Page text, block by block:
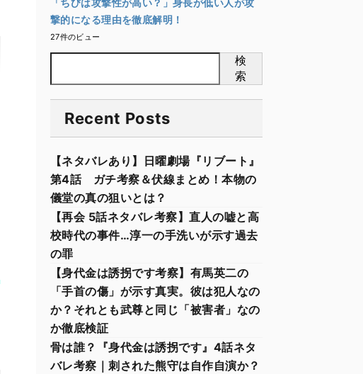
「ちびは攻撃性が高い？」身長が低い人が攻
撃的になる理由を徹底解明！
27件のビュー
検
索
Recent Posts
【ネタバレあり】日曜劇場『リブート』
第4話 ガチ考察＆伏線まとめ！本物の
儀堂の真の狙いとは？
【再会 5話ネタバレ考察】直人の嘘と高
校時代の事件…淳一の手洗いが示す過去
の罪
【身代金は誘拐です考察】有馬英二の
「手首の傷」が示す真実。彼は犯人なの
か？それとも武尊と同じ「被害者」なの
か徹底検証
骨は誰？『身代金は誘拐です』4話ネタ
バレ考察｜刺された熊守は自作自演か？